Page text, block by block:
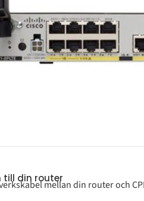
till din router
mellan din router och